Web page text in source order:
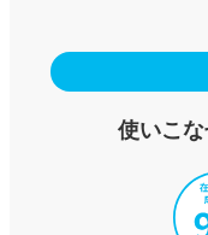
使いこ